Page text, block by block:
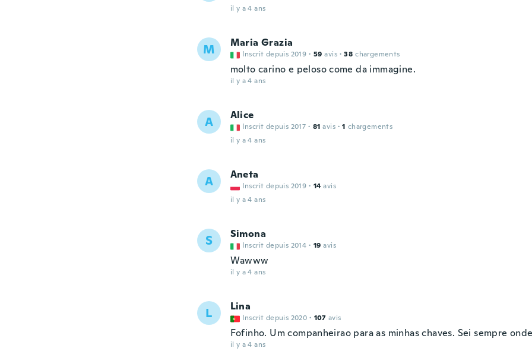
il y a 4 ans
M Maria Grazia
Inscrit depuis 2019 · 59 avis · 38 chargements
molto carino e peloso come da immagine.
il y a 4 ans
A Alice
Inscrit depuis 2017 · 81 avis · 1 chargements
il y a 4 ans
A Aneta
Inscrit depuis 2019 · 14 avis
il y a 4 ans
S Simona
Inscrit depuis 2014 · 19 avis
Wawww
il y a 4 ans
L Lina
Inscrit depuis 2020 · 107 avis
Fofinho. Um companheirao para as minhas chaves. Sei sempre
il y a 4 ans